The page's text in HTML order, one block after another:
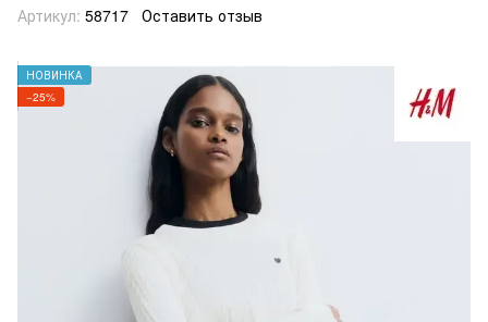
Артикул: 58717 Оставить отзыв
НОВИНКА
−25%